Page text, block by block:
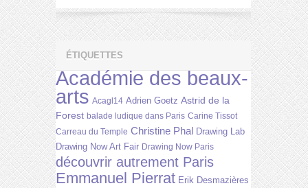
ÉTIQUETTES
Académie des beaux-
arts Acagl14 Adrien Goetz Astrid de la
Forest balade ludique dans Paris Carine Tissot
Carreau du Temple Christine Phal Drawing Lab
Drawing Now Art Fair Drawing Now Paris
découvrir autrement Paris
Emmanuel Pierrat Erik Desmazières